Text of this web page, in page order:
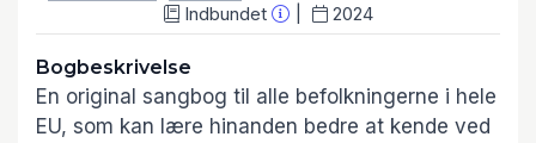
Indbundet 2024
Bogbeskrivelse
En original sangbog til alle befolkningerne i hele
EU, som kan lære hinanden bedre at kende ved